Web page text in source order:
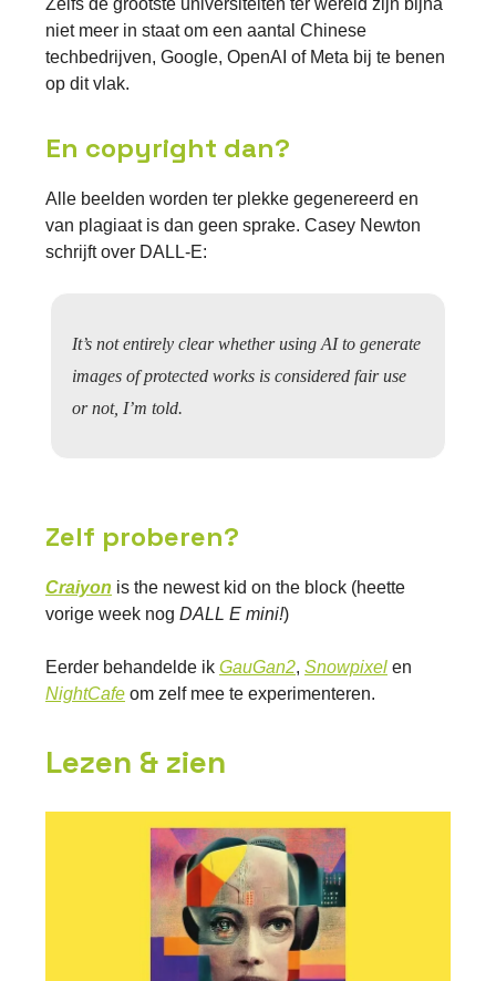
Zelfs de grootste universiteiten ter wereld zijn bijna
niet meer in staat om een aantal Chinese
techbedrijven, Google, OpenAI of Meta bij te benen
op dit vlak.
En copyright dan?
Alle beelden worden ter plekke gegenereerd en
van plagiaat is dan geen sprake. Casey Newton
schrijft over DALL-E:
It’s not entirely clear whether using AI to generate
images of protected works is considered fair use
or not, I’m told.
Zelf proberen?
Craiyon is the newest kid on the block (heette
vorige week nog DALL E mini!)
Eerder behandelde ik GauGan2, Snowpixel en
NightCafe om zelf mee te experimenteren.
Lezen & zien